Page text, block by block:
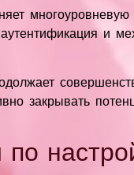
и
закрывать